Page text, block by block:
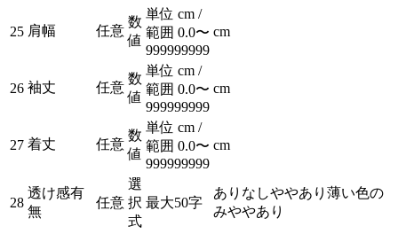
25 肩幅 任意
数
値
単位 cm /
範囲 0.0〜
999999999
cm
26 袖丈 任意
数
値
単位 cm /
範囲 0.0〜
999999999
cm
27 着丈 任意
数
値
単位 cm /
範囲 0.0〜
999999999
cm
28
透け感有
無
任意
選
択
式
最大50字
あり なしややあり 薄い色の
みややあり